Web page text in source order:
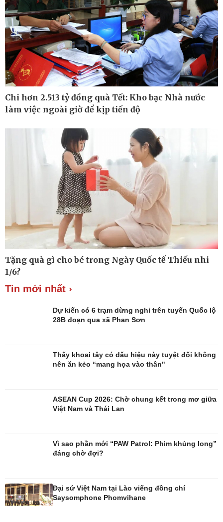
eSports
Hậu trường
Doanh nghiệp
Thông tin doanh nghiệp
Doanh nghiệp 24h
Doanh nhân
Vì cộng đồng
Dinh dưỡng - món ngon
Nam khoa
Chi hơn 2.513 tỷ đồng quà Tết: Kho bạc Nhà nước
làm việc ngoài giờ để kịp tiến độ
Tặng quà gì cho bé trong Ngày Quốc tế Thiếu nhi
1/6?
Tin mới nhất ›
Dự kiến có 6 trạm dừng nghỉ trên tuyến Quốc lộ
28B đoạn qua xã Phan Sơn
Thấy khoai tây có dấu hiệu này tuyệt đối không
nên ăn kẻo “mang họa vào thân"
ASEAN Cup 2026: Chờ chung kết trong mơ giữa
Việt Nam và Thái Lan
Vì sao phần mới “PAW Patrol: Phim khủng long”
đáng chờ đợi?
Đại sứ Việt Nam tại Lào viếng đồng chí
Saysomphone Phomvihane